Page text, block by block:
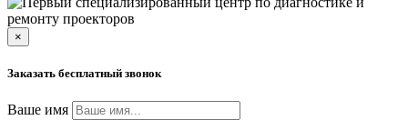
×
Заказать бесплатный звонок
Ваше имя